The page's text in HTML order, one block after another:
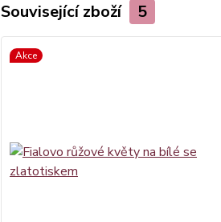
Související zboží 5
Akce